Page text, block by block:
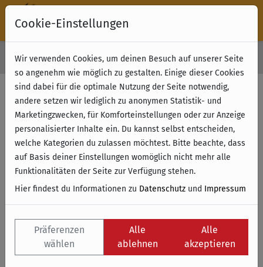
Kostenloser Versand & Retoure ab 49 € (innerhalb Deutschlands)
Filter anzeigen
Name
Cookie-Einstellungen
Wir verwenden Cookies, um deinen Besuch auf unserer Seite
so angenehm wie möglich zu gestalten. Einige dieser Cookies
sind dabei für die optimale Nutzung der Seite notwendig,
andere setzen wir lediglich zu anonymen Statistik- und
Marketingzwecken, für Komforteinstellungen oder zur Anzeige
personalisierter Inhalte ein. Du kannst selbst entscheiden,
welche Kategorien du zulassen möchtest. Bitte beachte, dass
auf Basis deiner Einstellungen womöglich nicht mehr alle
Funktionalitäten der Seite zur Verfügung stehen.
Hier findest du Informationen zu Datenschutz und Impressum
Präferenzen
wählen
Alle
ablehnen
Alle
akzeptieren